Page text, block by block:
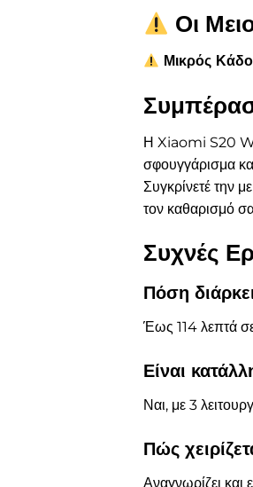
Οι
Μικρός
Η Xiaomi S20
σφουγγάρισμα
Συγκρίνετέ την
τον καθαρισμό
Συχνές
Πόση
Έως 114 λεπτά
Είναι
Ναι, με 3
Πώς
Αναγνωρίζει